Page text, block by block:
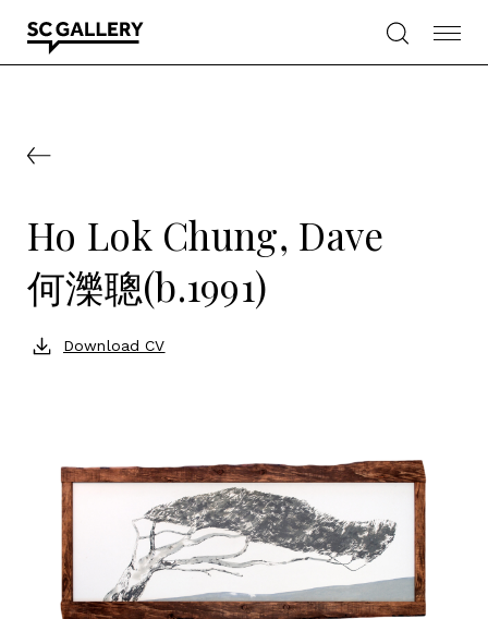
content
Ho Lok Chung, Dave
何濼聰(b.1991)
Download CV